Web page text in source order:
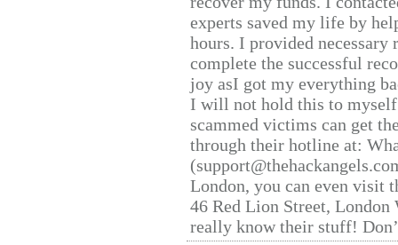
experts saved my life by
hours. I provided
complete the successful
joy asI got my everything
I will not hold this to
scammed victims can get
through their hotline at:
London, you can even visit
46 Red Lion Street, London
really know their stuff!